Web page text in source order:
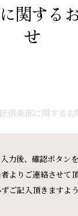
関する
せ
倶楽部に関するお
力後、確認ボタン
よりご連絡させて頂
ご記入頂きますよ